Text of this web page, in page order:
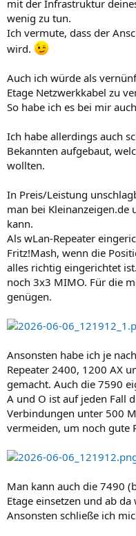
mit der Infrastruktur
wenig zu tun.
Ich vermute, dass der
wird.
Auch ich würde als
Etage Netzwerkkabel zu
So habe ich es bei mir
Ich habe allerdings auch
Bekannten aufgebaut,
wollten.
In Preis/Leistung
man bei Kleinanzeigen.de
kann.
Als wLan-Repeater
Fritz!Mash, wenn die
alles richtig eingerichtet
noch 3x3 MIMO. Für die
genügen.
Ansonsten habe ich je
Repeater 2400, 1200 AX
gemacht. Auch die 7590
A und O ist auf jeden Fall
Verbindungen unter 500
vermeiden, um noch gute
Man kann auch die 7490
Etage einsetzen und ab
Ansonsten schließe ich